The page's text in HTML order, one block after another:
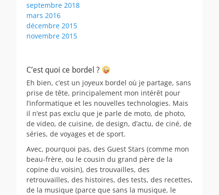
septembre 2018
mars 2016
décembre 2015
novembre 2015
C’est quoi ce bordel ?
Eh bien, c’est un joyeux bordel où je partage, sans
prise de tête, principalement mon intérêt pour
l’informatique et les nouvelles technologies. Mais
il n’est pas exclu que je parle de moto, de photo,
de video, de cuisine, de design, d’actu, de ciné, de
séries, de voyages et de sport.
Avec, pourquoi pas, des Guest Stars (comme mon
beau-frère, ou le cousin du grand père de la
copine du voisin), des trouvailles, des
retrouvailles, des histoires, des tests, des recettes,
de la musique (parce que sans la musique, le